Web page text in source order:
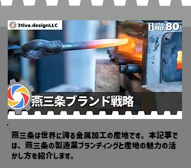
燕三条は世界に誇る金属加工の産地です。本記事で
は、燕三条の製造業ブランディングと産地の魅力の活
かし方を紹介します。